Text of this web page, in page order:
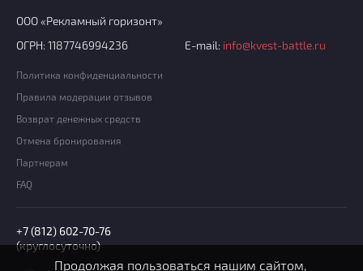
ООО «Рекламный горизонт»
ОГРН: 1187746994236
E-mail: info@kvest-battle.ru
Политика конфиденциальности
Правила модерации отзывов
Возврат денежных средств
Отмена бронирования
Партнерам
FAQ
+7 (812) 602-70-76
(круглосуточно)
Продолжая пользоваться нашим сайтом,